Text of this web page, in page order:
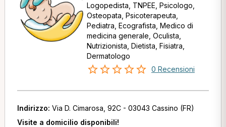
Logopedista, TNPEE, Psicologo,
Osteopata, Psicoterapeuta,
Pediatra, Ecografista, Medico di
medicina generale, Oculista,
Nutrizionista, Dietista, Fisiatra,
Dermatologo
0 Recensioni
Indirizzo: Via D. Cimarosa, 92C - 03043 Cassino (FR)
Visite a domicilio disponibili!